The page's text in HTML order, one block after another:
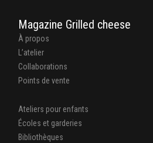
Magazine Grilled cheese
À propos
L’atelier
Collaborations
Points de vente
Ateliers pour enfants
Écoles et garderies
Bibliothèques